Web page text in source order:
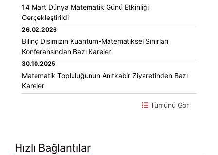
14 Mart Dünya Matematik Günü Etkinliği
Gerçekleştirildi
26.02.2026
Bilinç Dışımızın Kuantum-Matematiksel Sınırları
Konferansından Bazı Kareler
30.10.2025
Matematik Topluluğunun Anıtkabir Ziyaretinden Bazı
Kareler
Tümünü Gör
Hızlı Bağlantılar